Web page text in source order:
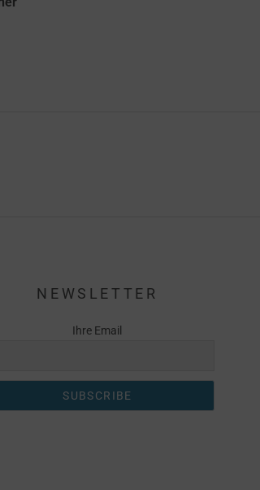
NEWSLETTER
Ihre Email